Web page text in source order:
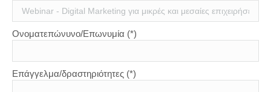
Ονοματεπώνυνο/Επωνυμία (*)
Επάγγελμα/δραστηριότητες (*)